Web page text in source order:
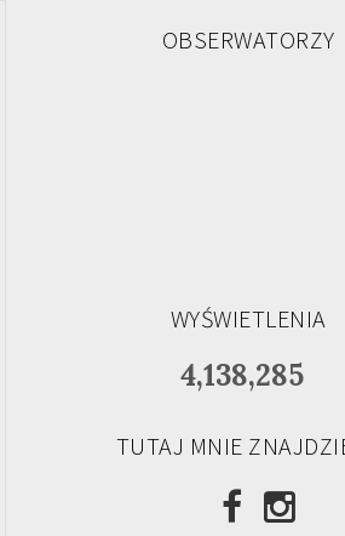
OBSERWATORZY
WYŚWIETLENIA
4,138,285
TUTAJ MNIE